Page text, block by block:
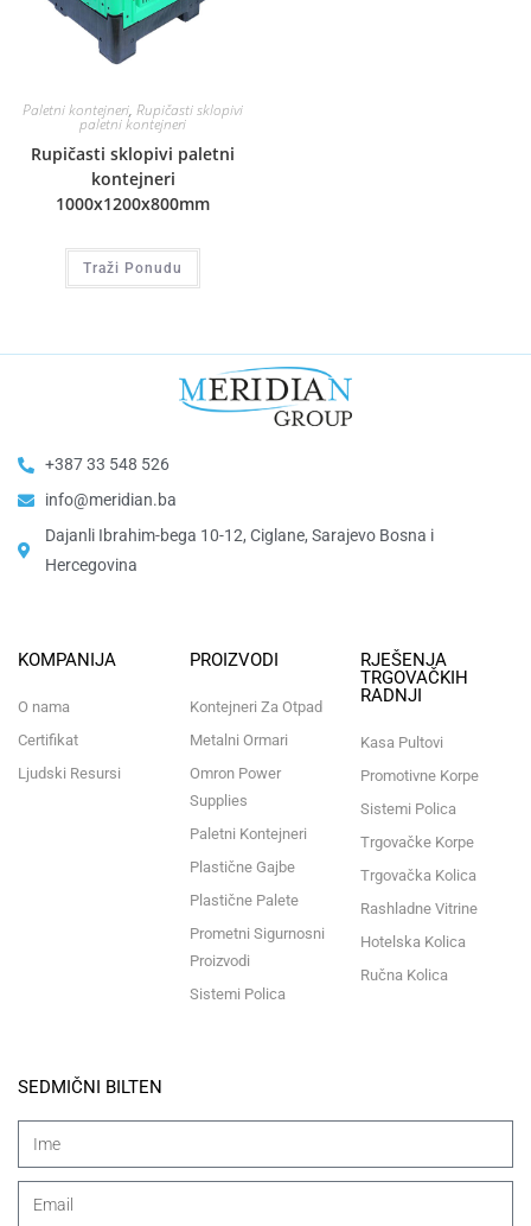
Paletni kontejneri, Rupičasti sklopivi
paletni kontejneri
Rupičasti sklopivi paletni
kontejneri
1000x1200x800mm
Traži Ponudu
+387 33 548 526
info@meridian.ba
Dajanli Ibrahim-bega 10-12, Ciglane, Sarajevo Bosna i
Hercegovina​
KOMPANIJA
O nama
Certifikat
Ljudski Resursi
PROIZVODI
Kontejneri Za Otpad
Metalni Ormari
Omron Power
Supplies
Paletni Kontejneri
Plastične Gajbe
Plastične Palete
Prometni Sigurnosni
Proizvodi
Sistemi Polica
RJEŠENJA
TRGOVAČKIH
RADNJI
Kasa Pultovi
Promotivne Korpe
Sistemi Polica
Trgovačke Korpe
Trgovačka Kolica
Rashladne Vitrine
Hotelska Kolica
Ručna Kolica
SEDMIČNI BILTEN